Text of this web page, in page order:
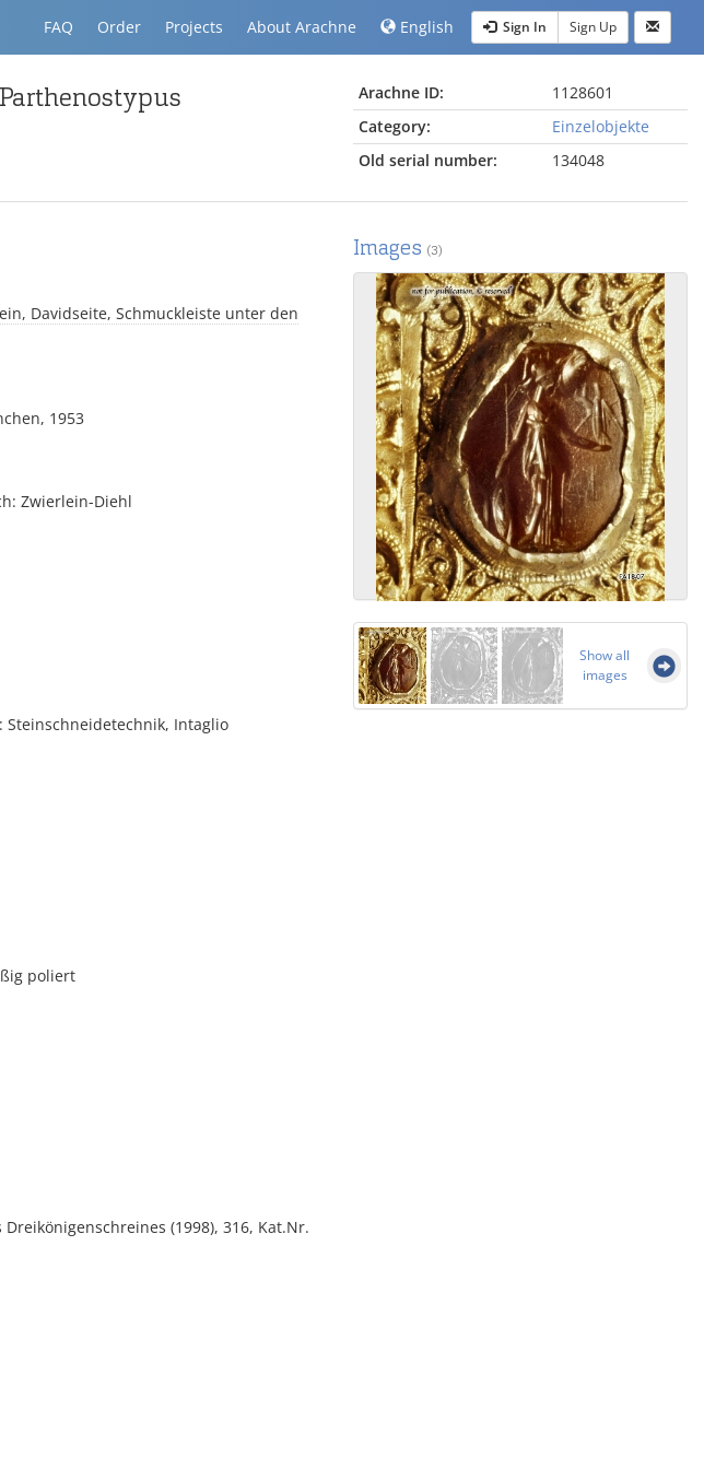
FAQ Order Projects About Arachne English Sign In Sign Up
Arachne ID:
1128601
Category:
Einzelobjekte
Old serial number:
134048
Davidseite, Schmuckleiste unter den
1953
Zwierlein-Diehl
Steinschneidetechnik, Intaglio
poliert
(1998), 316, Kat.Nr.
Images (3)
Show all
images